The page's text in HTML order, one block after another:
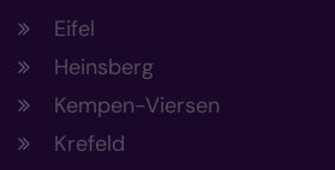
Eifel
Heinsberg
Kempen-Viersen
Krefeld